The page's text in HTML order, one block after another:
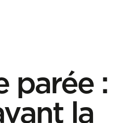
parée :
la